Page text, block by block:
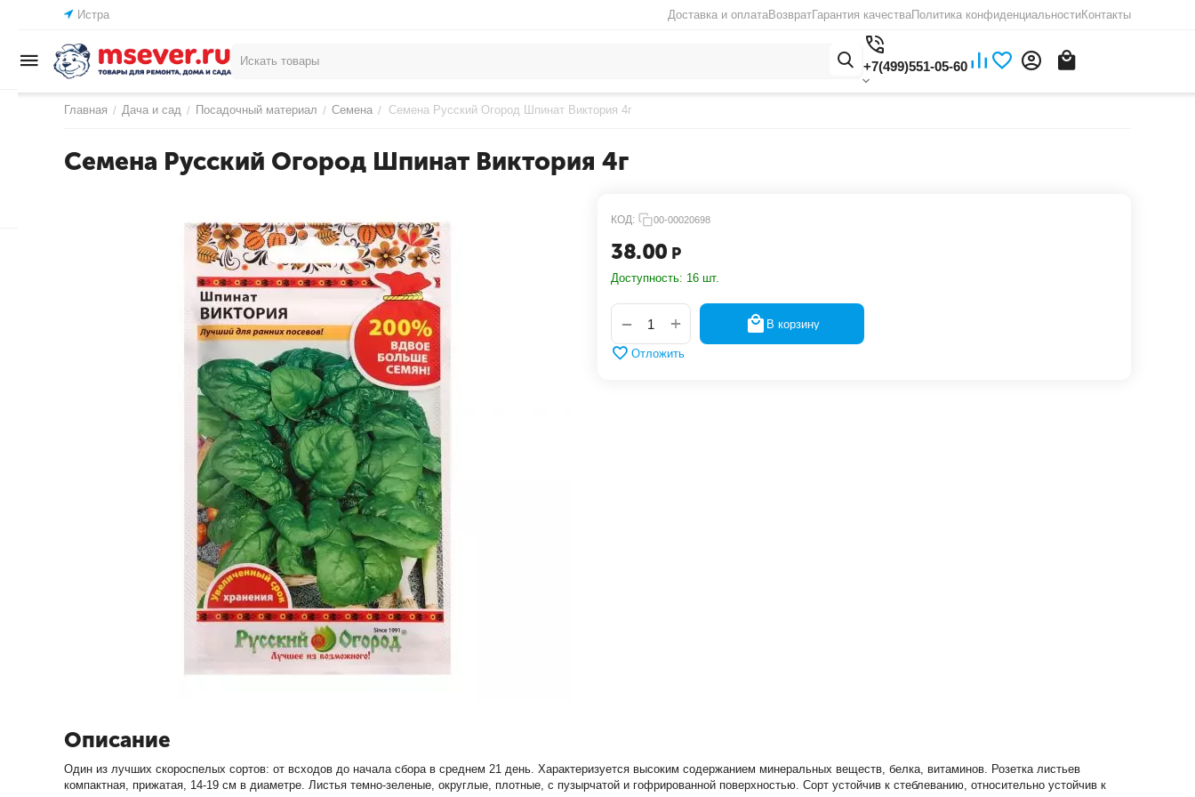
Истра Доставка и оплатаВозвратГарантия качестваПолитика конфиденциальностиКонтакты
+7(499)551-05-60
Главная / Дача и сад / Посадочный материал / Семена / Семена Русский Огород Шпинат Виктория 4г
Семена Русский Огород Шпинат Виктория 4г
КОД: 00-00020698
38.00 Р
Доступность: 16 шт.
+
− В корзину
Отложить
Описание
Один из лучших скороспелых сортов: от всходов до начала сбора в среднем 21 день. Характеризуется высоким содержанием минеральных веществ, белка, витаминов. Розетка листьев
компактная, прижатая, 14-19 см в диаметре. Листья темно-зеленые, округлые, плотные, с пузырчатой и гофрированной поверхностью. Сорт устойчив к стеблеванию, относительно устойчив к